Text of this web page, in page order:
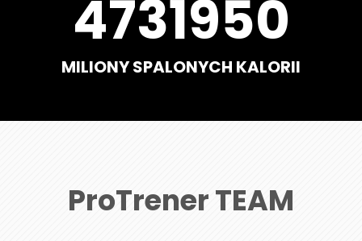
5567000
MILIONY SPALONYCH KALORII
ProTrener TEAM